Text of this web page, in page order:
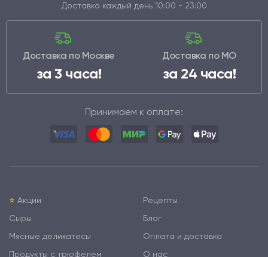
Доставка каждый день 10:00 - 23:00
Доставка по Москве
за 3 часа!
Доставка по МО
за 24 часа!
Принимаем к оплате:
⭐️ Акции
Сыры
Мясные деликатесы
Продукты с трюфелем
Рецепты
Блог
Оплата и доставка
О нас